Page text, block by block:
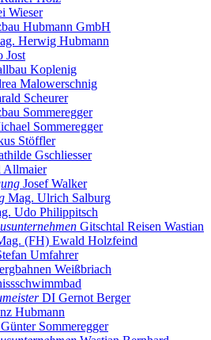
Wieser
Hubmann GmbH
Herwig Hubmann
Jost
Koplenig
Malowerschnig
Scheurer
Sommeregger
Sommeregger
Stöffler
Gschliesser
Allmaier
Josef Walker
Mag. Ulrich Salburg
Udo Philippitsch
Gitschtal Reisen Wastian
(FH) Ewald Holzfeind
Umfahrer
Weißbriach
DI Gernot Berger
Hubmann
Günter Sommeregger